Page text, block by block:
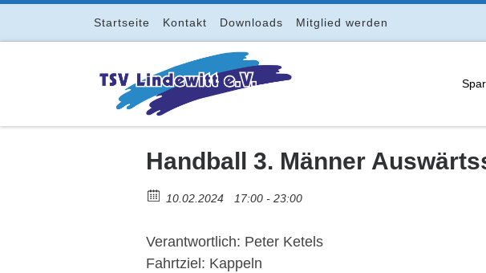
Zum Inhalt springen
Startseite Kontakt Downloads Mitglied werden
Handball 3. Männer
10.02.2024 17:00 - 23:00
Verantwortlich: Peter Ketels
Fahrtziel: Kappeln